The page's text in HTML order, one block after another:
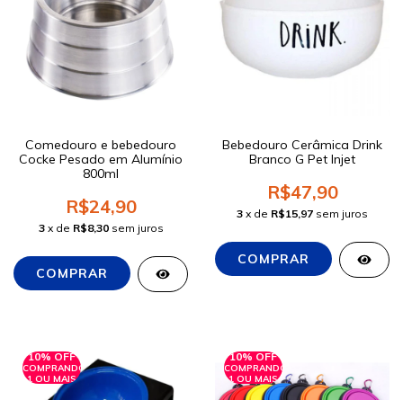
Comedouro e bebedouro
Cocke Pesado em Alumínio
800ml
R$24,90
3 x de R$8,30 sem juros
Bebedouro Cerâmica Drink
Branco G Pet Injet
R$47,90
3 x de R$15,97 sem juros
10% OFF
COMPRANDO
1 OU MAIS
10% OFF
COMPRANDO
1 OU MAIS